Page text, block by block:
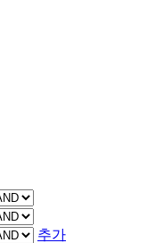
추가